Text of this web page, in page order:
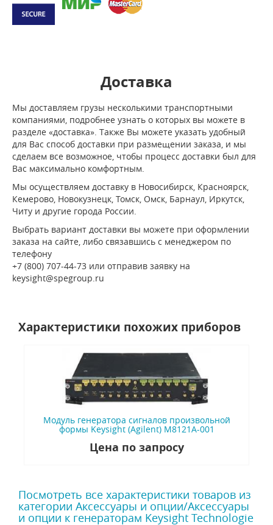
Доставка
Мы доставляем грузы несколькими транспортными
компаниями, подробнее узнать о которых вы можете в
разделе «доставка». Также Вы можете указать удобный
для Вас способ доставки при размещении заказа, и мы
сделаем все возможное, чтобы процесс доставки был для
Вас максимально комфортным.
Мы осуществляем доставку в Новосибирск, Красноярск,
Кемерово, Новокузнецк, Томск, Омск, Барнаул, Иркутск,
Читу и другие города России.
Выбрать вариант доставки вы можете при оформлении
заказа на сайте, либо связавшись с менеджером по
телефону
+7 (800) 707-44-73 или отправив заявку на
keysight@spegroup.ru
Характеристики похожих приборов
Модуль генератора сигналов произвольной
формы Keysight (Agilent) M8121A-001
Цена по запросу
Посмотреть все характеристики товаров из
категории Аксессуары и опции/Аксессуары
и опции к генераторам Keysight Technologie